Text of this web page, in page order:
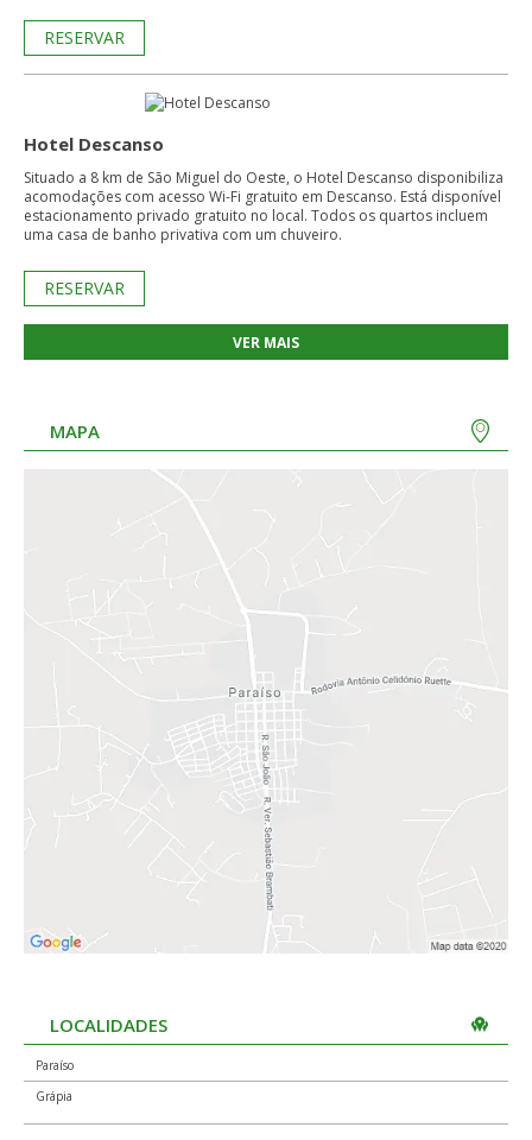
RESERVAR
Hotel Descanso
Situado a 8 km de São Miguel do Oeste, o Hotel Descanso disponibiliza
acomodações com acesso Wi-Fi gratuito em Descanso. Está disponível
estacionamento privado gratuito no local. Todos os quartos incluem
uma casa de banho privativa com um chuveiro.
RESERVAR
VER MAIS
MAPA
LOCALIDADES
Paraíso
Grápia